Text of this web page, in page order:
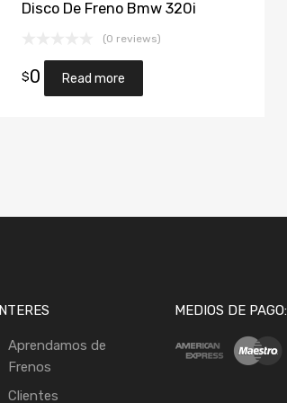
Disco De Freno Bmw 320i
(0 reviews)
$0 Read more
INTERES
Aprendamos de
Frenos
Clientes
MEDIOS DE PAGO: